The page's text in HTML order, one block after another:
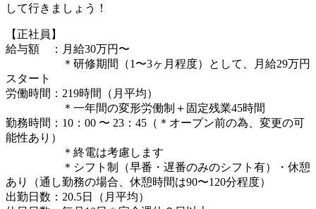
して行きましょう！
【正社員】
給与額 ：月給30万円〜
＊研修期間（1〜3ヶ月程度）として、月給29万円
スタート
労働時間：219時間（月平均）
＊一年間の変形労働制＋固定残業45時間
勤務時間：10：00 〜 23：45（＊オープン前の為、変更の可
能性あり）
＊終電は考慮します
＊シフト制（早番・遅番のみのシフト有）・休憩
あり（通し勤務の場合、休憩時間は90〜120分程度）
出勤日数：20.5日（月平均）